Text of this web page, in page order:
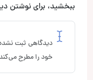
ببخشید، برای نوشتن
دیدگاهی ثبت
خود را مطرح